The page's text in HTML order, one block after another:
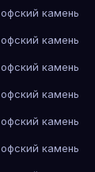
камень
камень
камень
камень
камень
камень